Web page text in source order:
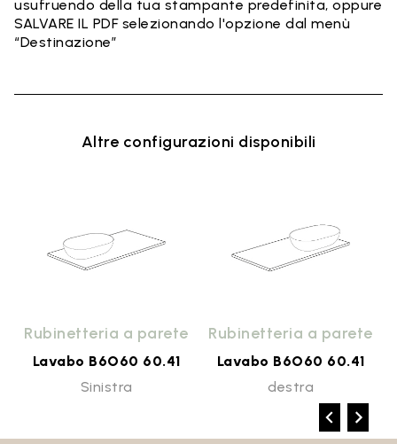
usufruendo della tua stampante predefinita, oppure
SALVARE IL PDF selezionando l'opzione dal menù
“Destinazione”
Altre configurazioni disponibili
Rubinetteria a parete
Lavabo B6O60 60.41
Sinistra
Rubinetteria a parete
Lavabo B6O60 60.41
destra